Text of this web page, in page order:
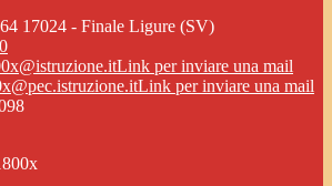
17024 - Finale Ligure (SV)
Link per inviare una mail
Link per inviare una mail